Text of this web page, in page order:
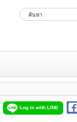
Log in with LINE